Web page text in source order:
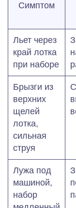
Симптом
Льет через
край лотка
при наборе
Брызги из
верхних
щелей
лотка,
сильная
струя
Лужа под
машиной,
набор